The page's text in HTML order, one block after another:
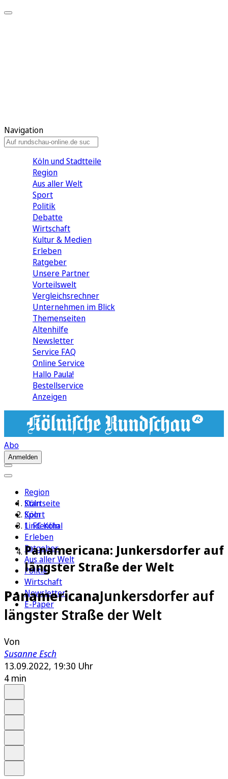
Navigation
Köln und Stadtteile
Region
Aus aller Welt
Sport
Politik
Debatte
Wirtschaft
Kultur & Medien
Erleben
Ratgeber
Unsere Partner
Vorteilswelt
Vergleichsrechner
Unternehmen im Blick
Themenseiten
Altenhilfe
Newsletter
Service FAQ
Online Service
Hallo Paula!
Bestellservice
Anzeigen
Abo
Anmelden
Region
Köln
Sport
1. FC Köln
Erleben
Ratgeber
Aus aller Welt
Politik
Wirtschaft
Newsletter
E-Paper
Startseite
Köln
Lindenthal
Panamericana: Junkersdorfer auf
längster Straße der Welt
PanamericanaJunkersdorfer auf
längster Straße der Welt
Von
Susanne Esch
13.09.2022, 19:30 Uhr
4 min